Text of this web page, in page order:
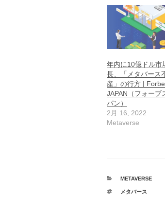
年内に10億ドル市
長、「メタバース
産」の行方 |
JAPAN（フォーブ
パン）
2月 16, 2022
Metaverse
カ
ゴ
METAVERSE
タ
メタバース